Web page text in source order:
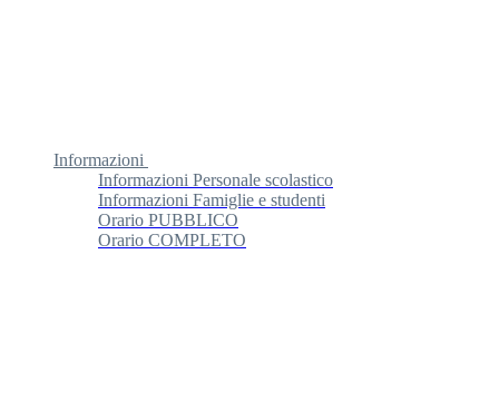
Informazioni
Informazioni Personale scolastico
Informazioni Famiglie e studenti
Orario PUBBLICO
Orario COMPLETO